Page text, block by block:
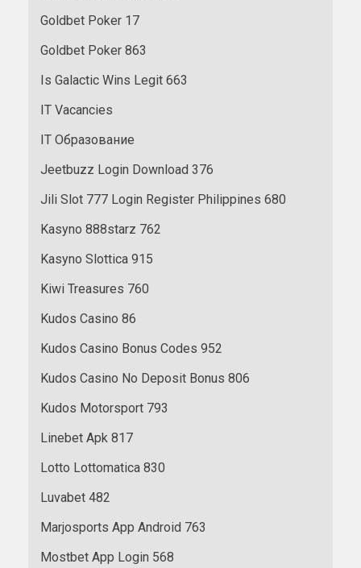
Goldbet Poker 17
Goldbet Poker 863
Is Galactic Wins Legit 663
IT Vacancies
IT Образование
Jeetbuzz Login Download 376
Jili Slot 777 Login Register Philippines 680
Kasyno 888starz 762
Kasyno Slottica 915
Kiwi Treasures 760
Kudos Casino 86
Kudos Casino Bonus Codes 952
Kudos Casino No Deposit Bonus 806
Kudos Motorsport 793
Linebet Apk 817
Lotto Lottomatica 830
Luvabet 482
Marjosports App Android 763
Mostbet App Login 568